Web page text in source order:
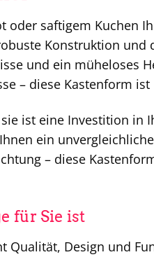
oder saftigem Kuchen
Konstruktion und
und ein müheloses
– diese Kastenform
ist eine Investition in
ein
– diese
für Sie ist
Qualität, Design und